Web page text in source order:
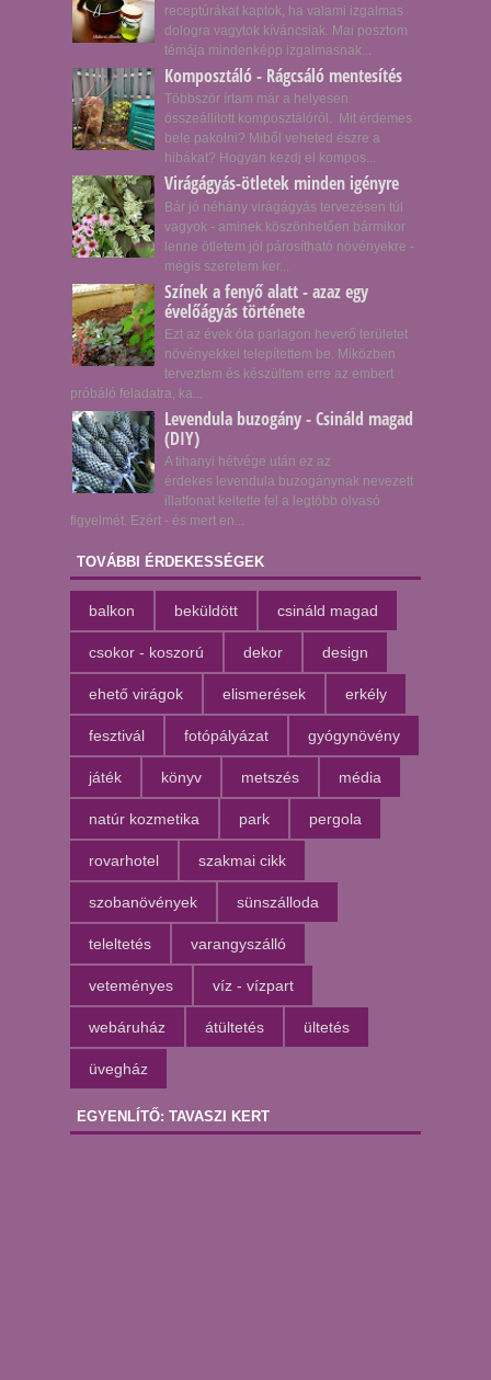
receptúrákat kaptok, ha valami izgalmas
dologra vagytok kíváncsiak. Mai posztom
témája mindenképp izgalmasnak...
Komposztáló - Rágcsáló mentesítés
Többször írtam már a helyesen
összeállított komposztálóról. Mit érdemes
bele pakolni? Miből veheted észre a
hibákat? Hogyan kezdj el kompos...
Virágágyás-ötletek minden igényre
Bár jó néhány virágágyás tervezésen túl
vagyok - aminek köszönhetően bármikor
lenne ötletem jól párosítható növényekre -
mégis szeretem ker...
Színek a fenyő alatt - azaz egy
évelőágyás története
Ezt az évek óta parlagon heverő területet
növényekkel telepítettem be. Miközben
terveztem és készültem erre az embert
próbáló feladatra, ka...
Levendula buzogány - Csináld magad
(DIY)
A tihanyi hétvége után ez az
érdekes levendula buzogánynak nevezett
illatfonat keltette fel a legtöbb olvasó
figyelmét. Ezért - és mert en...
TOVÁBBI ÉRDEKESSÉGEK
balkon beküldött csináld magad
csokor - koszorú dekor design
ehető virágok elismerések erkély
fesztivál fotópályázat gyógynövény
játék könyv metszés média
natúr kozmetika park pergola
rovarhotel szakmai cikk
szobanövények sünszálloda
teleltetés varangyszálló
veteményes víz - vízpart
webáruház átültetés ültetés
üvegház
EGYENLÍTŐ: TAVASZI KERT